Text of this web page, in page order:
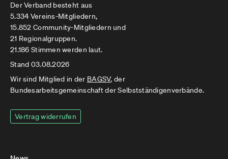
Der Verband besteht aus
5.334 Vereins-Mitgliedern,
15.852 Community-Mitgliedern und
21 Regionalgruppen.
21.186 Stimmen werden laut.
Stand 03.08.2026
Wir sind Mitglied in der BAGSV, der
Bundesarbeitsgemeinschaft der Selbstständigenverbände.
Vertrag widerrufen